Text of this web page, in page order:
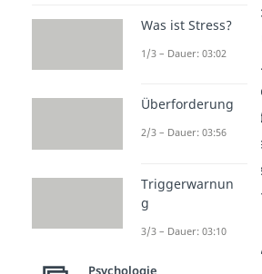
fasst du Aussagen
Informationen, die
Gesprächspartner
mitteilst. Die
unbewusste,
Beziehungsebene
alle Erfahrungen,
Gefühle, Wünsche
Einzelnen. Sie sind
Kommunikation
Was ist Stress?
1/3 – Dauer: 03:02
Überforderung
2/3 – Dauer: 03:56
Triggerwarnun
g
3/3 – Dauer: 03:10
Psychologie